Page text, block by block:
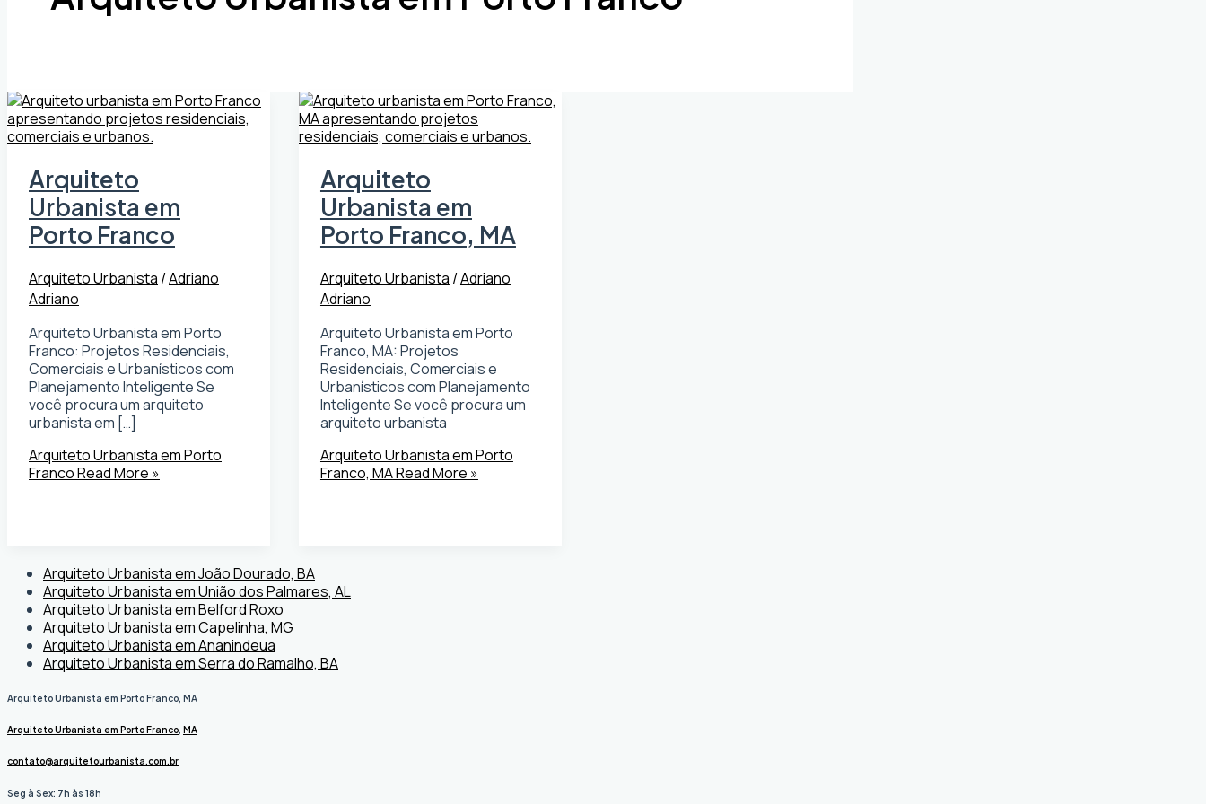
Arquiteto
Urbanista em
Porto Franco
Arquiteto Urbanista /Adriano
Adriano
Arquiteto Urbanista em Porto
Franco: Projetos Residenciais,
Comerciais e Urbanísticos com
Planejamento Inteligente Se
você procura um arquiteto
urbanista em […]
Arquiteto Urbanista em Porto
FrancoRead More »
Arquiteto
Urbanista em
Porto Franco, MA
Arquiteto Urbanista /Adriano
Adriano
Arquiteto Urbanista em Porto
Franco, MA: Projetos
Residenciais, Comerciais e
Urbanísticos com Planejamento
Inteligente Se você procura um
arquiteto urbanista
Arquiteto Urbanista em Porto
Franco, MARead More »
Arquiteto Urbanista em João Dourado, BA
Arquiteto Urbanista em União dos Palmares, AL
Arquiteto Urbanista em Belford Roxo
Arquiteto Urbanista em Capelinha, MG
Arquiteto Urbanista em Ananindeua
Arquiteto Urbanista em Serra do Ramalho, BA
Arquiteto Urbanista em Porto Franco, MA
Arquiteto Urbanista em Porto Franco, MA
contato@arquitetourbanista.com.br
Seg à Sex: 7h às 18h